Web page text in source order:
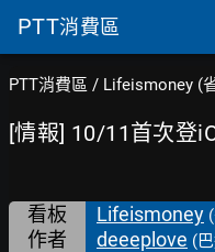
PTT消費區
PTT消費區 / Lifeismoney (
[情報] 10/11首次登
看板 Lifeismoney
作者 deeeplove (